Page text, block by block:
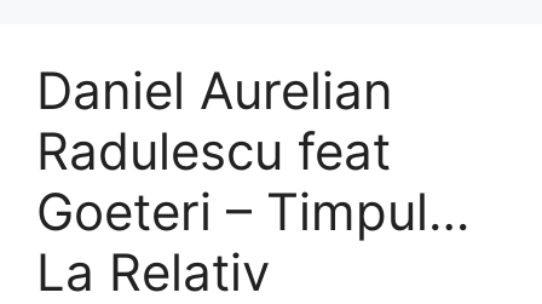
Daniel Aurelian
Radulescu feat
Goeteri – Timpul…
La Relativ